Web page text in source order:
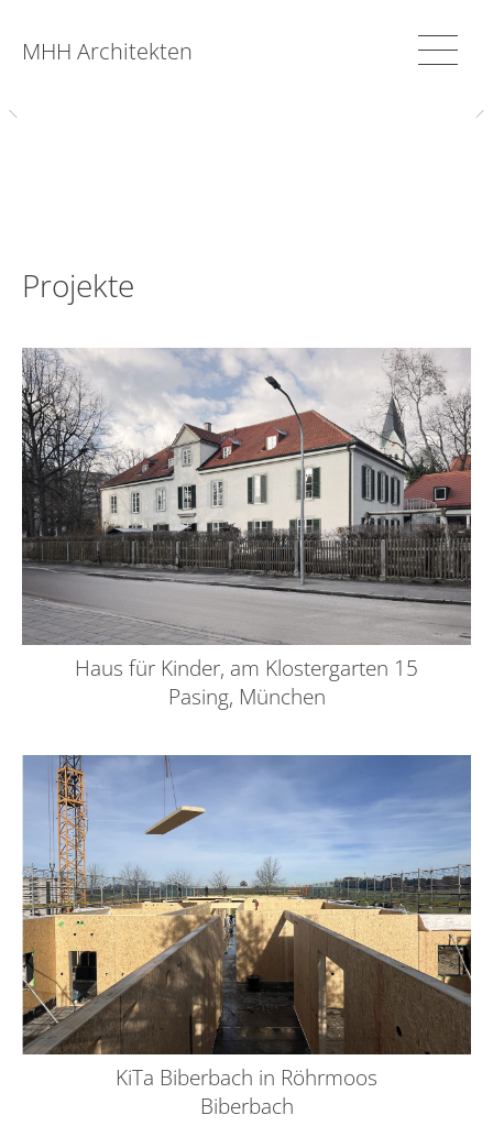
MHH Architekten
Projekte
Haus für Kinder, am Klostergarten 15
Pasing, München
KiTa Biberbach in Röhrmoos
Biberbach